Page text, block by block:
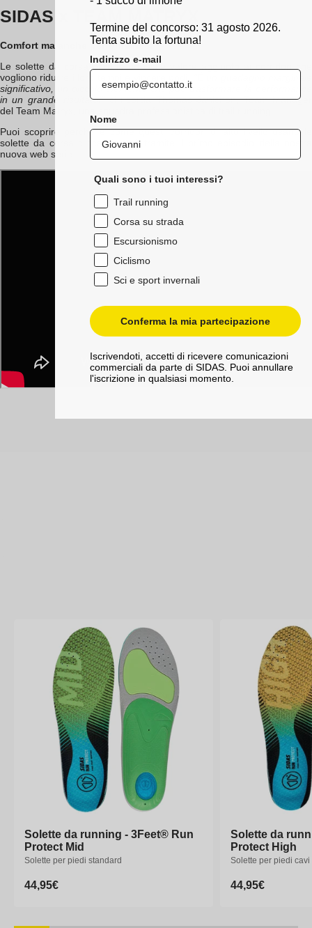
SIDAS x TEAM MATRYX
Comfort ma anche performance!
Le solette da corsa offrono un reale valore aggiunto ai corridori che
vogliono ridurre i loro tempi e vincere podi.
significativo, un piccolo elemento che può trasformare la performance
in un grande risultato!"ci ricorda Thomas Janichon, Team Manager
del Team Matryx, una squadra professionistica di trail running.
Puoi scoprire perché e come questi corridori di alto livello usano le
solette da corsa cliccando qui, tramite il primo episodio della nostra
nuova web serie.
Solette da running - 3Feet® Run
Protect Mid
Solette per piedi standard
Prezzo
44,95€
Solette da
Protect High
Solette per piedi cavi
Prezzo
44,95€
Termine del concorso: 31 agosto 2026.
Tenta subito la fortuna!
Indirizzo e-mail
Nome
Quali sono i tuoi interessi?
Trail running
Corsa su strada
Escursionismo
Ciclismo
Sci e sport invernali
Conferma la mia partecipazione
Iscrivendoti, accetti di ricevere comunicazioni
commerciali da parte di SIDAS. Puoi annullare
l'iscrizione in qualsiasi momento.